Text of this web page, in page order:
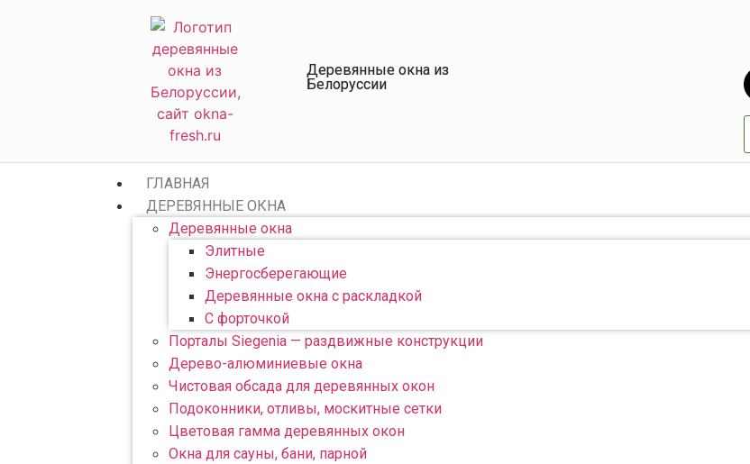
Деревянные окна из
Белоруссии
ГЛАВНАЯ
ДЕРЕВЯННЫЕ ОКНА
Деревянные окна
Элитные
Энергосберегающие
Деревянные окна с раскладкой
С форточкой
Порталы Siegenia — раздвижные конструкции
Дерево-алюминиевые окна
Чистовая обсада для деревянных окон
Подоконники, отливы, москитные сетки
Цветовая гамма деревянных окон
Окна для сауны, бани, парной